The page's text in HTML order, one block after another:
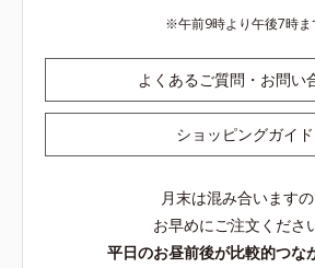
午前9時より午後7時ま
よくあるご質問・お問い
ショッピングガイド
月末は混み合います
お早めにご注文くださ
平日のお昼前後が比較的つな